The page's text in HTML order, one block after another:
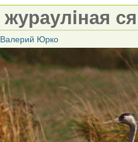
Валерий Юрко